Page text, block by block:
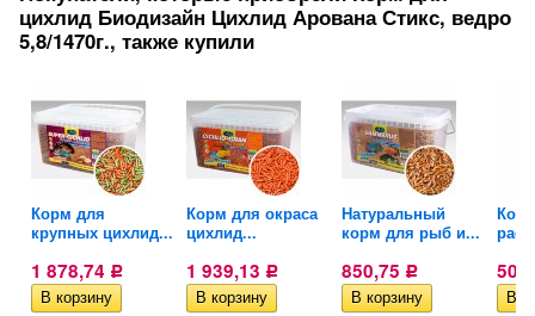
цихлид Биодизайн Цихлид Арована Стикс, ведро
5,8/1470г., также купили
Корм для
крупных цихлид...
1 878,74 Р
Корм для окраса
цихлид...
1 939,13 Р
Натуральный
корм для рыб и...
850,75 Р